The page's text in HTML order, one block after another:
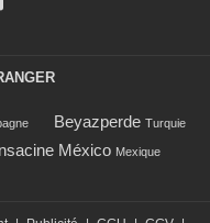
Beyazperde Turquie
México Mexique